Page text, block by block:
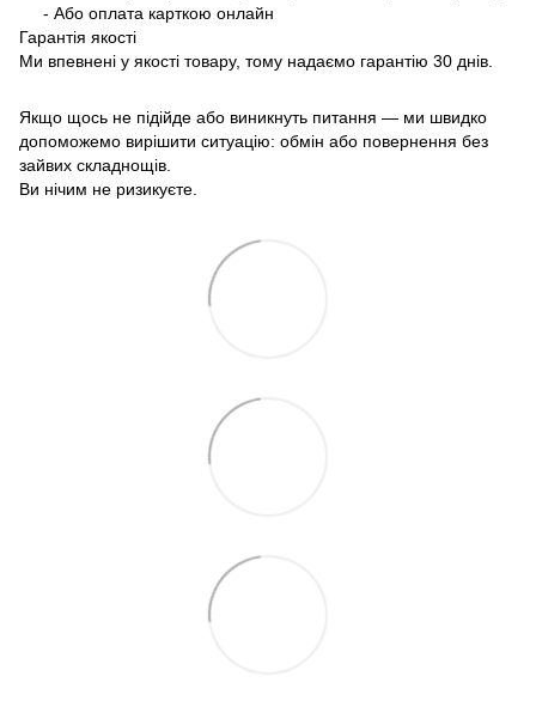
- Або оплата карткою онлайн
Гарантія якості
Ми впевнені у якості товару, тому надаємо гарантію 30 днів.
Якщо щось не підійде або виникнуть питання — ми швидко
допоможемо вирішити ситуацію: обмін або повернення без
зайвих складнощів.
Ви нічим не ризикуєте.